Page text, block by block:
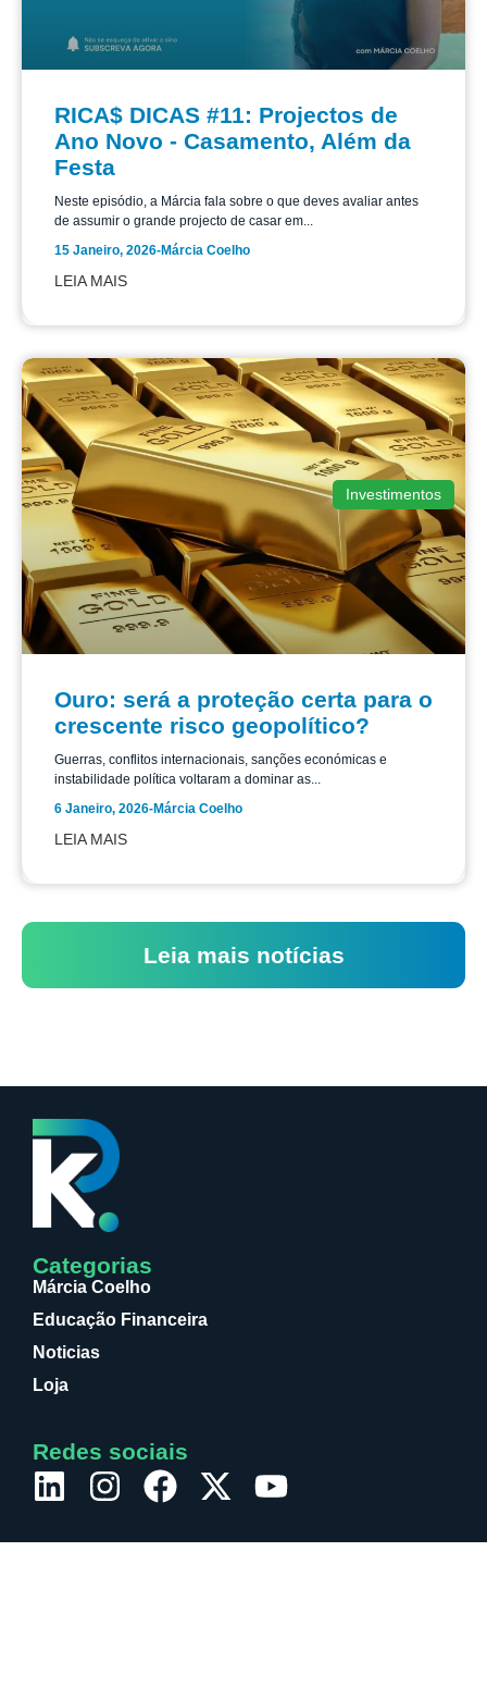
RICA$ DICAS #11: Projectos de
Ano Novo - Casamento, Além da
Festa
Neste episódio, a Márcia fala sobre o que deves avaliar antes
de assumir o grande projecto de casar em...
15 Janeiro, 2026-Márcia Coelho
LEIA MAIS
Investimentos
Ouro: será a proteção certa para o
crescente risco geopolítico?
Guerras, conflitos internacionais, sanções económicas e
instabilidade política voltaram a dominar as...
6 Janeiro, 2026-Márcia Coelho
LEIA MAIS
Leia mais notícias
Categorias
Márcia Coelho
Educação Financeira
Noticias
Loja
Redes sociais